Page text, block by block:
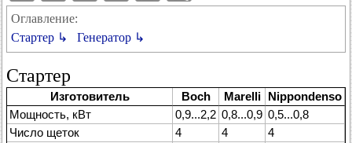
Оглавление:
Стартер ↳
Генератор ↳
Стартер
Изготовитель Boch Marelli
Nippondenso
Мощность, кВт
0,9...2,2 0,8...0,9 0,5...0,8
Число щеток
4 4
4